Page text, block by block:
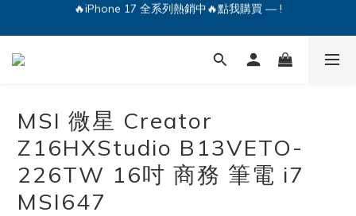
🔥iPhone 17 全系列熱銷中🔥點我購買 — !
💕加入Q哥 Line 新好友領優惠券！🎫
🔥iPhone 17 全系列熱銷中🔥點我購買 — !
MSI 微星 Creator
Z16HXStudio B13VETO-
226TW 16吋 商務 筆電 i7
MSI647